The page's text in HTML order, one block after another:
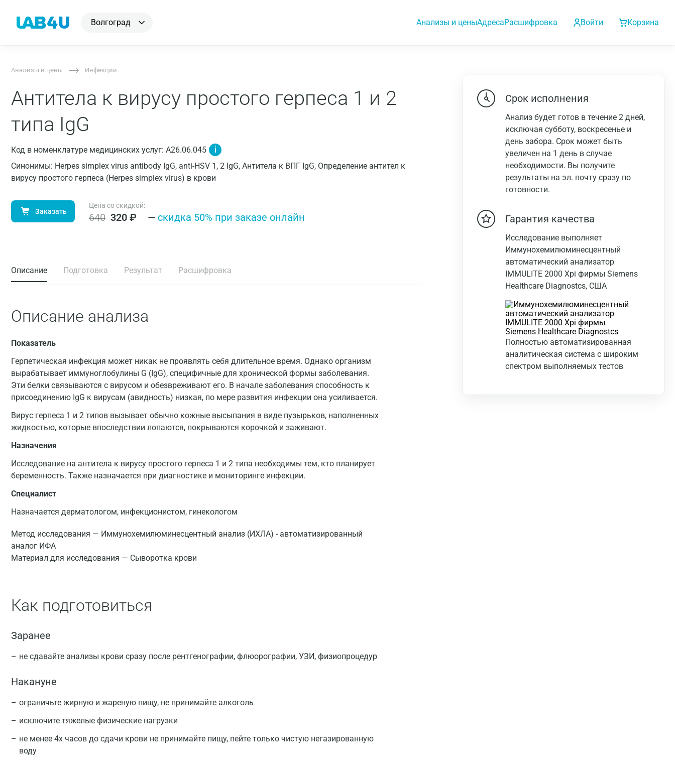
Волгоград Анализы и ценыАдресаРасшифровка Войти Корзина
Анализы и цены Инфекции
Антитела к вирусу простого герпеса 1 и 2
типа IgG
Код в номенклатуре медицинских услуг: A26.06.045 i
Синонимы: Herpes simplex virus antibody IgG, anti-HSV 1, 2 IgG, Антитела к ВПГ IgG, Определение антител к
вирусу простого герпеса (Herpes simplex virus) в крови
Заказать
Цена со скидкой:
640 320 ₽ — cкидка 50% при заказе онлайн
Описание Подготовка Результат Расшифровка
Описание анализа
Показатель
Герпетическая инфекция может никак не проявлять себя длительное время. Однако организм
вырабатывает иммуноглобулины G (IgG), специфичные для хронической формы заболевания.
Эти белки связываются с вирусом и обезвреживают его. В начале заболевания способность к
присоединению IgG к вирусам (авидность) низкая, по мере развития инфекции она усиливается.
Вирус герпеса 1 и 2 типов вызывает обычно кожные высыпания в виде пузырьков, наполненных
жидкостью, которые впоследствии лопаются, покрываются корочкой и заживают.
Назначения
Исследование на антитела к вирусу простого герпеса 1 и 2 типа необходимы тем, кто планирует
беременность. Также назначается при диагностике и мониторинге инфекции.
Специалист
Назначается дерматологом, инфекционистом, гинекологом
Метод исследования — Иммунохемилюминесцентный анализ (ИХЛА) - автоматизированный
аналог ИФА
Материал для исследования — Сыворотка крови
Как подготовиться
Заранее
не сдавайте анализы крови сразу после рентгенографии, флюорографии, УЗИ, физиопроцедур
Накануне
ограничьте жирную и жареную пищу, не принимайте алкоголь
исключите тяжелые физические нагрузки
не менее 4х часов до сдачи крови не принимайте пищу, пейте только чистую негазированную
воду
Срок исполнения
Анализ будет готов в течение 2 дней,
исключая субботу, воскресенье и
день забора. Срок может быть
увеличен на 1 день в случае
необходимости. Вы получите
результаты на эл. почту сразу по
готовности.
Гарантия качества
Исследование выполняет
Иммунохемилюминесцентный
автоматический анализатор
IMMULITE 2000 Xpi фирмы Siemens
Healthcare Diagnostcs, США
Полностью автоматизированная
аналитическая система с широким
спектром выполняемых тестов